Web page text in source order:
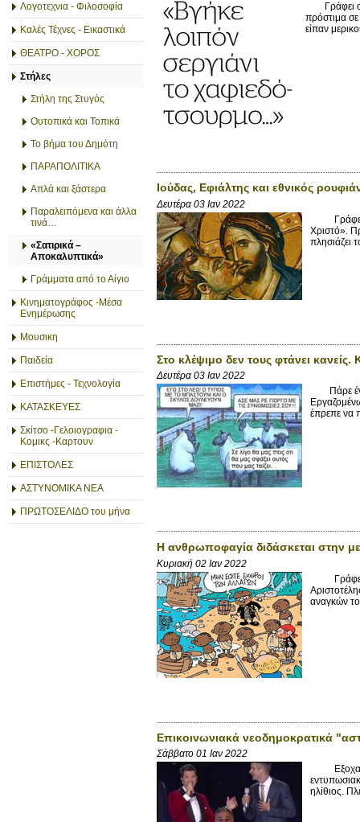
Λογοτεχνια - Φιλοσοφία
Καλές Τέχνες - Εικαστικά
ΘΕΑΤΡΟ - ΧΟΡΟΣ
Στήλες
Στήλη της Στυγός
Ουτοπικά και Τοπικά
Το βήμα του Δημότη
ΠΑΡΑΠΟΛΙΤΙΚΑ
Απλά και ξάστερα
Παραλειπόμενα και άλλα
τινά…
«Σατιρικά –
Αποκαλυπτικά»
Γράμματα από το Αίγιο
Κινηματογράφος -Μέσα
Ενημέρωσης
Μουσικη
Παιδεία
Επιστήμες - Τεχνολογία
ΚΑΤΑΣΚΕΥΕΣ
Σκίτσο -Γελοιογραφια -
Κομικς -Καρτουν
ΕΠΙΣΤΟΛΕΣ
ΑΣΤΥΝΟΜΙΚΑ ΝΕΑ
ΠΡΩΤΟΣΕΛΙΔΟ του μήνα
Γράφει ο
πρόστιμα
είπαν
Ιούδας, Εφιάλτης και εθνικός
Δευτέρα 03 Ιαν 2022
Γράφει ο
Χριστό».
πλησιάζει
Στο κλέψιμο δεν τους φτάνει
Δευτέρα 03 Ιαν 2022
Πάρε ένα
έπρεπε να
Η ανθρωποφαγία διδάσκεται στην
Κυριακή 02 Ιαν 2022
Γράφει ο
αναγκών
Επικοινωνιακά νεοδημοκρατικά
Σάββατο 01 Ιαν 2022
Εξοχα
ηλίθιος.